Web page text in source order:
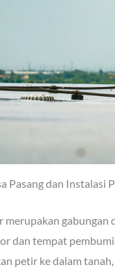
Pasang dan Instalasi
merupakan gabungan
dan tempat
petir ke dalam